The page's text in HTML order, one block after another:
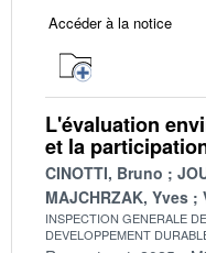
Accéder à la notice
L'évaluation
et la
CINOTTI, Bruno
MAJCHRZAK, Yves
INSPECTION GENERALE
DEVELOPPEMENT